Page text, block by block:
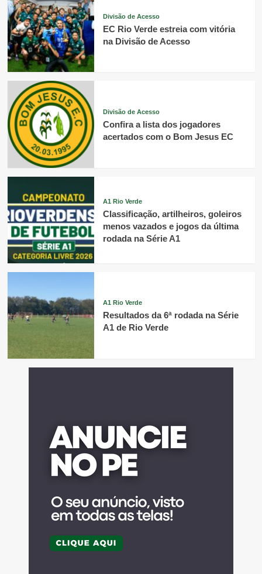
Divisão de Acesso
EC Rio Verde estreia com vitória
na Divisão de Acesso
Divisão de Acesso
Confira a lista dos jogadores
acertados com o Bom Jesus EC
A1 Rio Verde
Classificação, artilheiros, goleiros
menos vazados e jogos da última
rodada na Série A1
A1 Rio Verde
Resultados da 6ª rodada na Série
A1 de Rio Verde